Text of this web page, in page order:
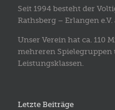
Seit 1994 besteht der
Rathsberg – Erlangen e.V.
Unser Verein hat ca. 110
mehreren
Leistungsklassen.
Letzte Beiträge